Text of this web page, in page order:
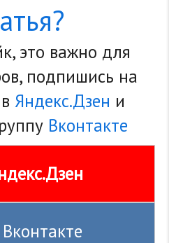
это важно для
подпишись на
Яндекс.Дзен и
Вконтакте
Вконтакте